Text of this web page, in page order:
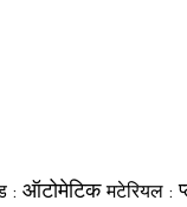
: ऑटोमेटिक मटेरियल :